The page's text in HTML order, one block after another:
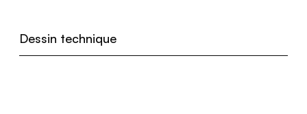
Dessin technique